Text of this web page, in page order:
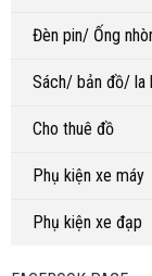
Đèn pin/ Ống
Sách/ bản đồ/ la
Cho thuê đồ
Phụ kiện xe máy
Phụ kiện xe đạp